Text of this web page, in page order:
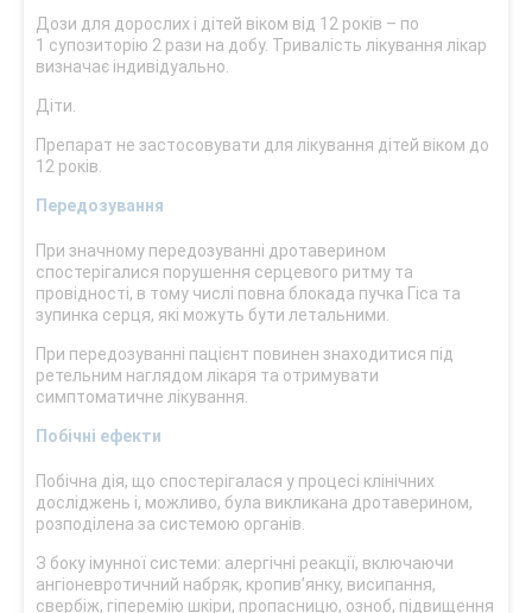
Дози для дорослих і дітей віком від 12 років – по
1 супозиторію 2 рази на добу. Тривалість лікування лікар
визначає індивідуально.
Діти.
Препарат не застосовувати для лікування дітей віком до
12 років.
Передозування
При значному передозуванні дротаверином
спостерігалися порушення серцевого ритму та
провідності, в тому числі повна блокада пучка Гіса та
зупинка серця, які можуть бути летальними.
При передозуванні пацієнт повинен знаходитися під
ретельним наглядом лікаря та отримувати
симптоматичне лікування.
Побічні ефекти
Побічна дія, що спостерігалася у процесі клінічних
досліджень і, можливо, була викликана дротаверином,
розподілена за системою органів.
З боку імунної системи: алергічні реакції, включаючи
ангіоневротичний набряк, кропив’янку, висипання,
свербіж, гіперемію шкіри, пропасницю, озноб, підвищення